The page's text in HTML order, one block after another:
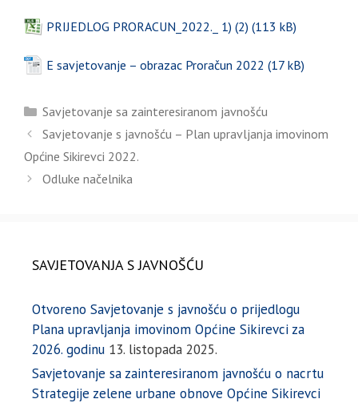
PRIJEDLOG PRORACUN_2022._ 1) (2)
E savjetovanje – obrazac Proračun 2022
Kategorije
Savjetovanje sa zainteresiranom javnošću
Savjetovanje s javnošću – Plan upravljanja imovinom
Općine Sikirevci 2022.
Odluke načelnika
SAVJETOVANJA S JAVNOŠĆU
Otvoreno Savjetovanje s javnošću o prijedlogu
Plana upravljanja imovinom Općine Sikirevci za
2026. godinu 13. listopada 2025.
Savjetovanje sa zainteresiranom javnošću o nacrtu
Strategije zelene urbane obnove Općine Sikirevci